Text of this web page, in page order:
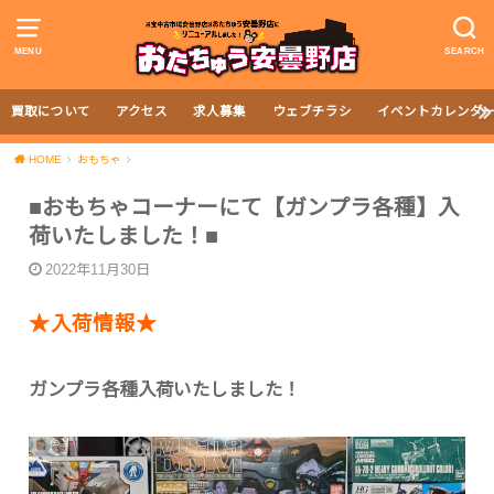
MENU SEARCH
買取について アクセス 求人募集 ウェブチラシ イベントカレンダ
HOME おもちゃ
■おもちゃコーナーにて【ガンプラ各種】入
荷いたしました！■
2022年11月30日
★入荷情報★
ガンプラ各種入荷いたしました！